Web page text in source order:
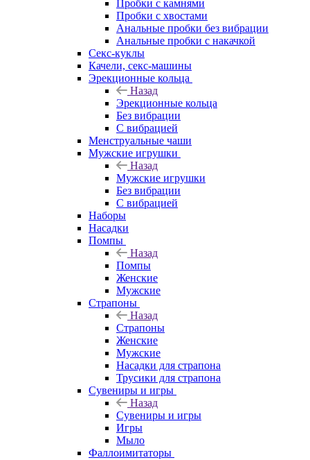
Пробки с камнями
Пробки с хвостами
Анальные пробки без вибрации
Анальные пробки с накачкой
Секс-куклы
Качели, секс-машины
Эрекционные кольца
Назад
Эрекционные кольца
Без вибрации
С вибрацией
Менструальные чаши
Мужские игрушки
Назад
Мужские игрушки
Без вибрации
С вибрацией
Наборы
Насадки
Помпы
Назад
Помпы
Женские
Мужские
Страпоны
Назад
Страпоны
Женские
Мужские
Насадки для страпона
Трусики для страпона
Сувениры и игры
Назад
Сувениры и игры
Игры
Мыло
Фаллоимитаторы